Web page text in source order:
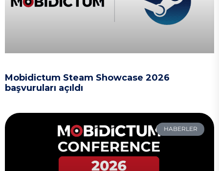
Mobidictum Steam Showcase 2026
başvuruları açıldı
HABERLER